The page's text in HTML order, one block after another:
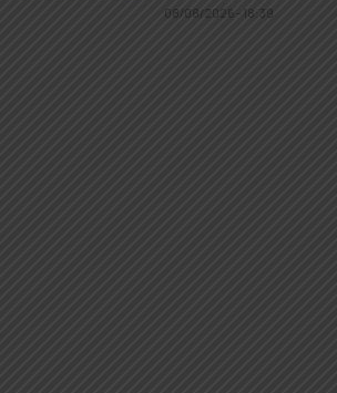
08/08/2026 - 18:39